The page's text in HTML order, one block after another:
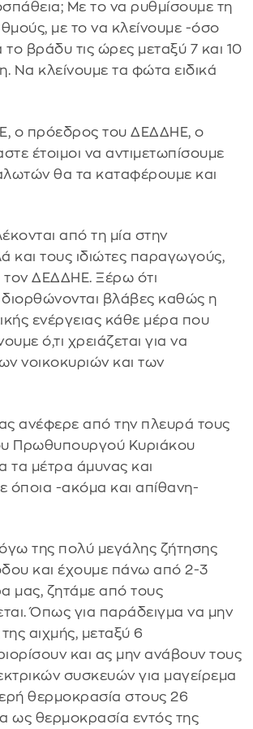
Με το να ρυθμίσουμε τη
με το να κλείνουμε -όσο
το βράδυ τις ώρες μεταξύ 7 και 10
Να κλείνουμε τα φώτα ειδικά
ο πρόεδρος του ΔΕΔΔΗΕ, ο
έτοιμοι να αντιμετωπίσουμε
θα τα καταφέρουμε και
από τη μία στην
και τους ιδιώτες παραγωγούς,
ΔΕΔΔΗΕ. Ξέρω ότι
βλάβες καθώς η
ενέργειας κάθε μέρα που
ό,τι χρειάζεται για να
νοικοκυριών και των
ανέφερε από την πλευρά τους
Πρωθυπουργού Κυριάκου
τα μέτρα άμυνας και
όποια -ακόμα και απίθανη-
της πολύ μεγάλης ζήτησης
και έχουμε πάνω από 2-3
μας, ζητάμε από τους
Όπως για παράδειγμα να μην
αιχμής, μεταξύ 6
και ας μην ανάβουν τους
συσκευών για μαγείρεμα
θερμοκρασία στους 26
ως θερμοκρασία εντός της